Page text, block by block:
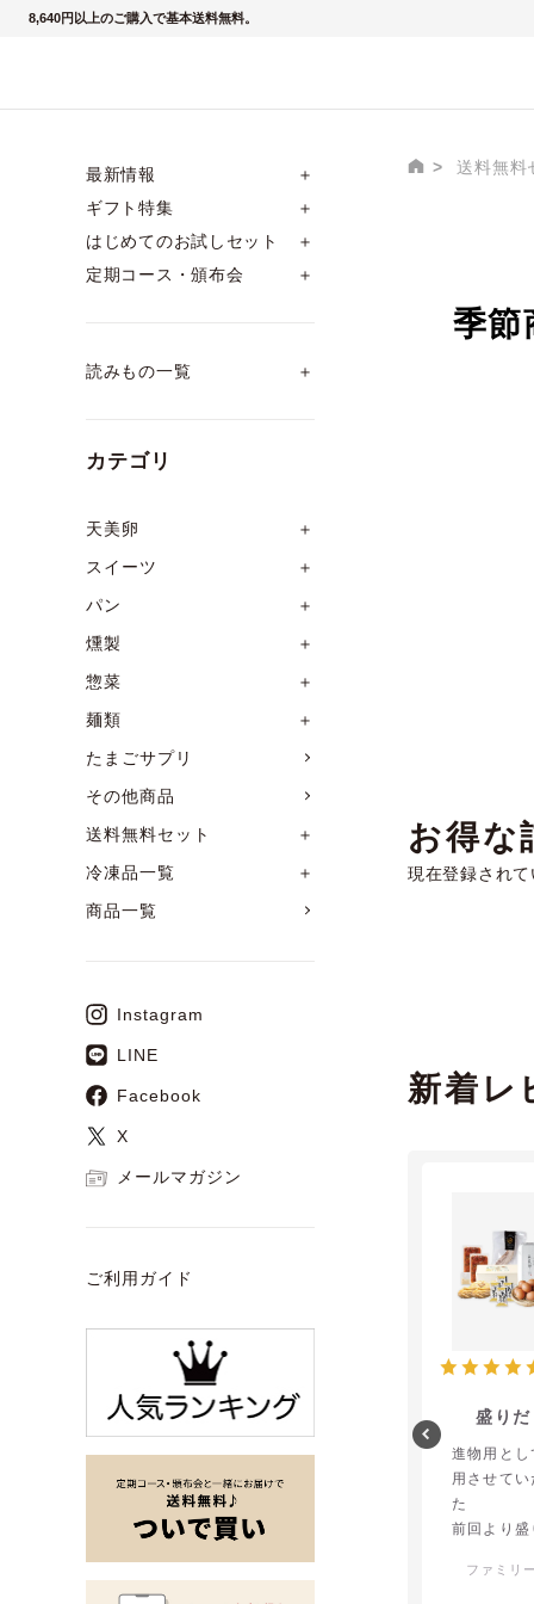
8,640円以上のご購入で基本送料無料。
最新情報
＋
ギフト特集
＋
はじめてのお試しセット
＋
定期コース・頒布会
＋
読みもの一覧 ＋
カテゴリ
天美卵
＋
スイーツ
＋
パン
＋
燻製
＋
惣菜
＋
麺類
＋
たまごサプリ
その他商品
送料無料セット
＋
冷凍品一覧
＋
商品一覧
Instagram
LINE
Facebook
X
メールマガジン
ご利用ガイド
送料無料
季節
お得な
現在登録され
新着レ
盛り
進物用と
用させて
た
前回より
ファミリ